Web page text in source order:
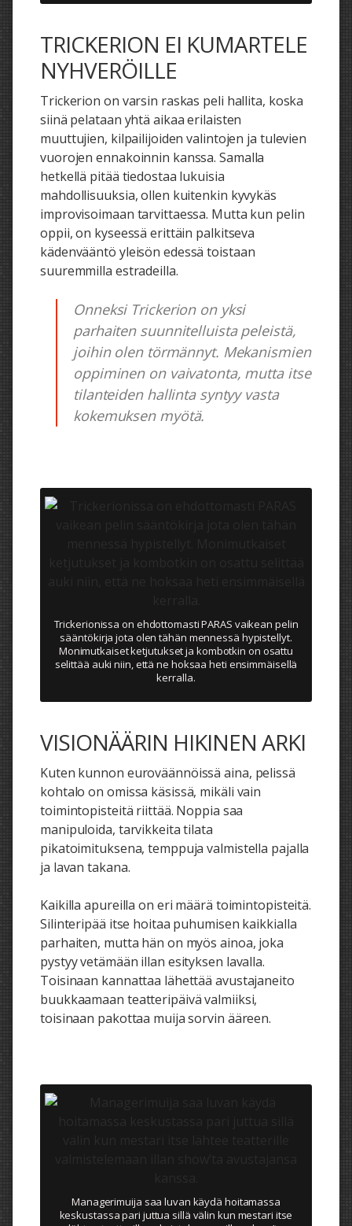
TRICKERION EI KUMARTELE
NYHVERÖILLE
Trickerion on varsin raskas peli hallita, koska
siinä pelataan yhtä aikaa erilaisten
muuttujien, kilpailijoiden valintojen ja tulevien
vuorojen ennakoinnin kanssa. Samalla
hetkellä pitää tiedostaa lukuisia
mahdollisuuksia, ollen kuitenkin kyvykäs
improvisoimaan tarvittaessa. Mutta kun pelin
oppii, on kyseessä erittäin palkitseva
kädenvääntö yleisön edessä toistaan
suuremmilla estradeilla.
Onneksi Trickerion on yksi
parhaiten suunnitelluista peleistä,
joihin olen törmännyt. Mekanismien
oppiminen on vaivatonta, mutta itse
tilanteiden hallinta syntyy vasta
kokemuksen myötä.
Trickerionissa on ehdottomasti PARAS vaikean pelin
sääntökirja jota olen tähän mennessä hypistellyt.
Monimutkaiset ketjutukset ja kombotkin on osattu
selittää auki niin, että ne hoksaa heti ensimmäisellä
kerralla.
VISIONÄÄRIN HIKINEN ARKI
Kuten kunnon euroväännöissä aina, pelissä
kohtalo on omissa käsissä, mikäli vain
toimintopisteitä riittää. Noppia saa
manipuloida, tarvikkeita tilata
pikatoimituksena, temppuja valmistella pajalla
ja lavan takana.
Kaikilla apureilla on eri määrä toimintopisteitä.
Silinteripää itse hoitaa puhumisen kaikkialla
parhaiten, mutta hän on myös ainoa, joka
pystyy vetämään illan esityksen lavalla.
Toisinaan kannattaa lähettää avustajaneito
buukkaamaan teatteripäivä valmiiksi,
toisinaan pakottaa muija sorvin ääreen.
Managerimuija saa luvan käydä hoitamassa
keskustassa pari juttua sillä välin kun mestari itse